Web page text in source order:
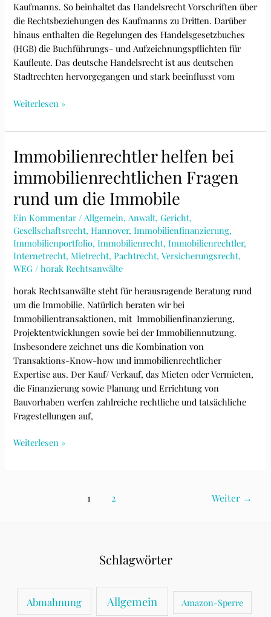
Kaufmanns. So beinhaltet das Handelsrecht Vorschriften über
die Rechtsbeziehungen des Kaufmanns zu Dritten. Darüber
hinaus enthalten die Regelungen des Handelsgesetzbuches
(HGB) die Buchführungs- und Aufzeichnungspflichten für
Kaufleute. Das deutsche Handelsrecht ist aus deutschen
Stadtrechten hervorgegangen und stark beeinflusst vom
Handelsrecht:
Vertragshändler
Co
Weiterlesen »
Immobilienrechtler helfen bei
immobilienrechtlichen Fragen
rund um die Immobile
Ein Kommentar /Allgemein,Anwalt,Gericht,
Gesellschaftsrecht,Hannover,Immobilienfinanzierung,
Immobilienportfolio,Immobilienrecht,Immobilienrechtler,
Internetrecht,Mietrecht,Pachtrecht,Versicherungsrecht,
WEG /horak Rechtsanwälte
horak Rechtsanwälte steht für herausragende Beratung rund
um die Immobilie. Natürlich beraten wir bei
Immobilientransaktionen, mit Immobilienfinanzierung,
Projektentwicklungen sowie bei der Immobiliennutzung.
Insbesondere zeichnet uns die Kombination von
Transaktions-Know-how und immobilienrechtlicher
Expertise aus. Der Kauf/ Verkauf, das Mieten oder Vermieten,
die Finanzierung sowie Planung und Errichtung von
Bauvorhaben werfen zahlreiche rechtliche und tatsächliche
Fragestellungen auf,
Immobilienrechtler
Weiterlesen »
Seitennummerierung1 2 Weiter →
Schlagwörter
Abmahnung Allgemein Amazon-Sperre